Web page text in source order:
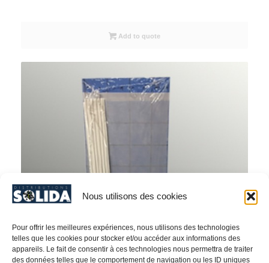
Nous utilisons des cookies
Pour offrir les meilleures expériences, nous utilisons des technologies
telles que les cookies pour stocker et/ou accéder aux informations des
appareils. Le fait de consentir à ces technologies nous permettra de traiter
des données telles que le comportement de navigation ou les ID uniques
Add to quote